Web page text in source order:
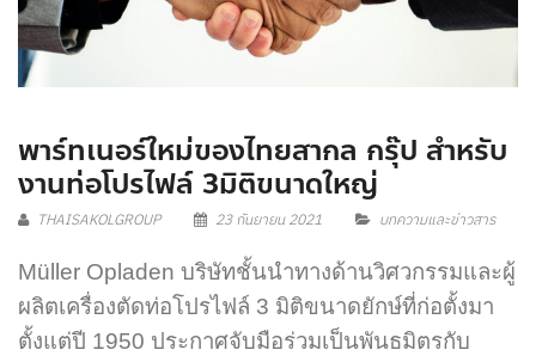
พาร์ทเนอร์ใหม่ของไทยสากล กรุ๊ป สำหรับ
งานท่อโปรไฟล์ 3มิติขนาดใหญ่
THAISAKOLGROUP 23 กันยายน 2021 บทความและข่าวสาร
Müller Opladen บริษัทชั้นนำทางด้านวิศวกรรมและผู้
ผลิตเครื่องตัดท่อโปรไฟล์ 3 มิติขนาดยักษ์ที่ก่อตั้งมา
ตั้งแต่ปี 1950 ประกาศจับมือร่วมเป็นพันธมิตรกับ